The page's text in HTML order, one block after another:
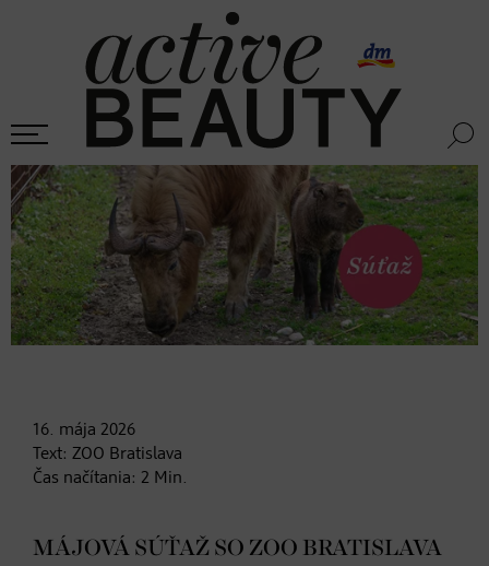
16. mája 2026
Text: ZOO Bratislava
Čas načítania: 2 Min.
MÁJOVÁ SÚŤAŽ SO ZOO BRATISLAVA